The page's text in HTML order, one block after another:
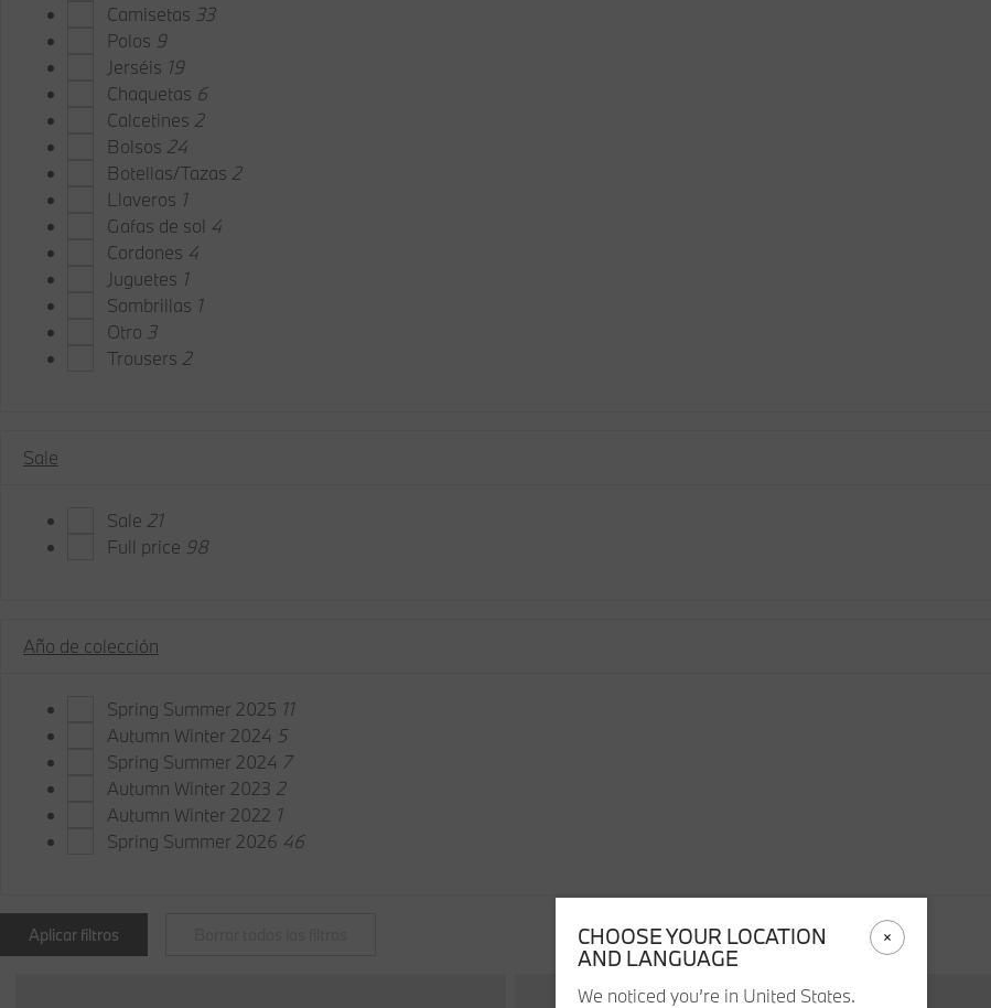
Camisetas 33
Polos 9
Jerséis 19
Chaquetas 6
Calcetines 2
Bolsos 24
Botellas/Tazas 2
Llaveros 1
Gafas de sol 4
Cordones 4
Juguetes 1
Sombrillas 1
Otro 3
Trousers 2
Sale
Sale 21
Full price 98
Año de colección
Spring Summer 2025 11
Autumn Winter 2024 5
Spring Summer 2024 7
Autumn Winter 2023 2
Autumn Winter 2022 1
Spring Summer 2026 46
Aplicar filtros
CHOOSE YOUR LOCATION
AND LANGUAGE
We noticed you’re in United States.